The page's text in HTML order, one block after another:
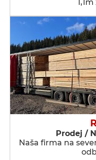
Prodej /
Naša firma na